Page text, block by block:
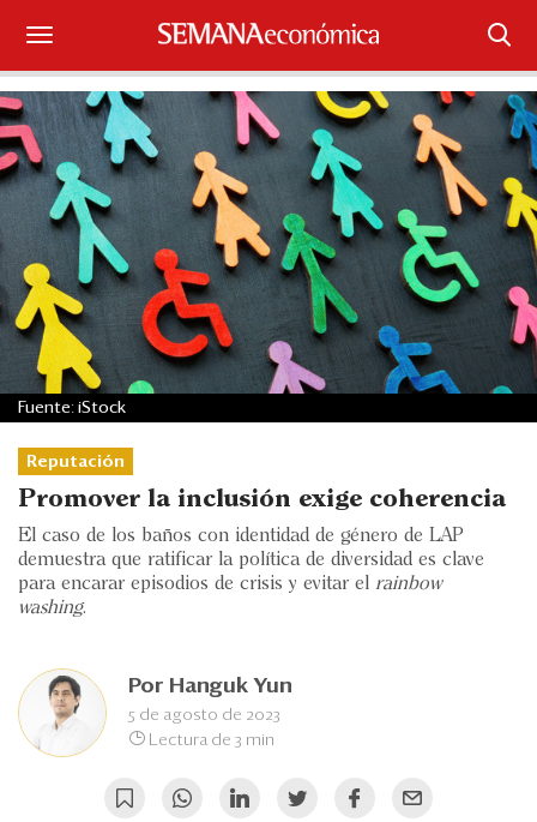
Suscríbase
Iniciar sesión
Portada
¿Qué está pasando?
Sectores y Empresas
Management
Economía y Finanzas
Eventos
Blogs
Edición Impresa
Reputación
Promover la inclusión exige coherencia
El caso de los baños con identidad de género de LAP
demuestra que ratificar la política de diversidad es clave
para encarar episodios de crisis y evitar el rainbow
washing.
Por Hanguk Yun
5 de agosto de 2023
Lectura de 3 min
Fuente: iStock